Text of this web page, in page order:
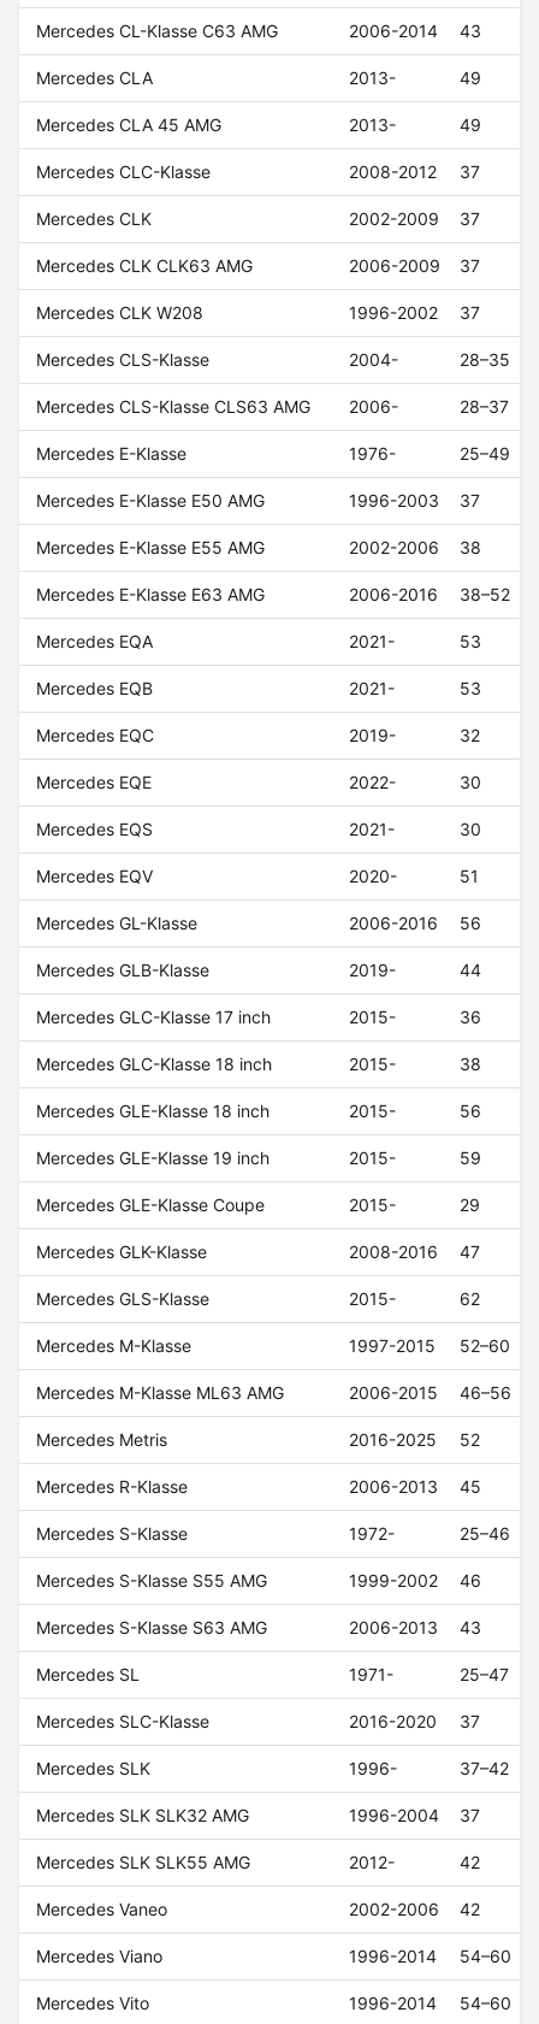
Mercedes CL-Klasse C63 AMG 2006-2014 43
Mercedes CLA 2013- 49
Mercedes CLA 45 AMG 2013- 49
Mercedes CLC-Klasse 2008-2012 37
Mercedes CLK 2002-2009 37
Mercedes CLK CLK63 AMG 2006-2009 37
Mercedes CLK W208 1996-2002 37
Mercedes CLS-Klasse 2004- 28–35
Mercedes CLS-Klasse CLS63 AMG 2006- 28–37
Mercedes E-Klasse 1976- 25–49
Mercedes E-Klasse E50 AMG 1996-2003 37
Mercedes E-Klasse E55 AMG 2002-2006 38
Mercedes E-Klasse E63 AMG 2006-2016 38–52
Mercedes EQA 2021- 53
Mercedes EQB 2021- 53
Mercedes EQC 2019- 32
Mercedes EQE 2022- 30
Mercedes EQS 2021- 30
Mercedes EQV 2020- 51
Mercedes GL-Klasse 2006-2016 56
Mercedes GLB-Klasse 2019- 44
Mercedes GLC-Klasse 17 inch 2015- 36
Mercedes GLC-Klasse 18 inch 2015- 38
Mercedes GLE-Klasse 18 inch 2015- 56
Mercedes GLE-Klasse 19 inch 2015- 59
Mercedes GLE-Klasse Coupe 2015- 29
Mercedes GLK-Klasse 2008-2016 47
Mercedes GLS-Klasse 2015- 62
Mercedes M-Klasse 1997-2015 52–60
Mercedes M-Klasse ML63 AMG 2006-2015 46–56
Mercedes Metris 2016-2025 52
Mercedes R-Klasse 2006-2013 45
Mercedes S-Klasse 1972- 25–46
Mercedes S-Klasse S55 AMG 1999-2002 46
Mercedes S-Klasse S63 AMG 2006-2013 43
Mercedes SL 1971- 25–47
Mercedes SLC-Klasse 2016-2020 37
Mercedes SLK 1996- 37–42
Mercedes SLK SLK32 AMG 1996-2004 37
Mercedes SLK SLK55 AMG 2012- 42
Mercedes Vaneo 2002-2006 42
Mercedes Viano 1996-2014 54–60
Mercedes Vito 1996-2014 54–60